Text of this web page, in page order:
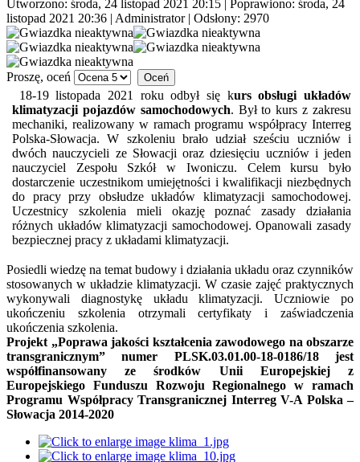
Utworzono: środa, 24 listopad 2021 20:15
Poprawiono: środa, 24
listopad 2021 20:36 | Administrator| Odsłony: 2970
Proszę, oceń
18-19 listopada 2021 roku odbył się kurs obsługi układów
klimatyzacji pojazdów samochodowych. Był to kurs z zakresu
mechaniki, realizowany w ramach programu współpracy Interreg
Polska-Słowacja. W szkoleniu brało udział sześciu uczniów i
dwóch nauczycieli ze Słowacji oraz dziesięciu uczniów i jeden
nauczyciel Zespołu Szkół w Iwoniczu. Celem kursu było
dostarczenie uczestnikom umiejętności i kwalifikacji niezbędnych
do pracy przy obsłudze układów klimatyzacji samochodowej.
Uczestnicy szkolenia mieli okazję poznać zasady działania
różnych układów klimatyzacji samochodowej. Opanowali zasady
bezpiecznej pracy z układami klimatyzacji.
Posiedli wiedzę na temat budowy i działania układu oraz czynników
stosowanych w układzie klimatyzacji. W czasie zajęć praktycznych
wykonywali diagnostykę układu klimatyzacji. Uczniowie po
ukończeniu szkolenia otrzymali certyfikaty i zaświadczenia
ukończenia szkolenia.
Projekt „Poprawa jakości kształcenia zawodowego na obszarze
transgranicznym” numer PLSK.03.01.00-18-0186/18 jest
współfinansowany ze środków Unii Europejskiej z
Europejskiego Funduszu Rozwoju Regionalnego w ramach
Programu Współpracy Transgranicznej Interreg V-A Polska –
Słowacja 2014-2020